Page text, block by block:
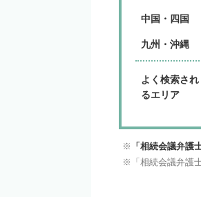
中国・四国
九州・沖縄
よく検索され
るエリア
「相続会議弁護
「相続会議弁護